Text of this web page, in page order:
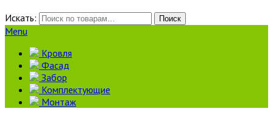
Искать:
Поиск
Menu
Кровля
Фасад
Забор
Комплектующие
Монтаж